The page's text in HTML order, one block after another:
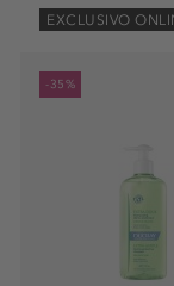
EXCLUSIVO
-35%